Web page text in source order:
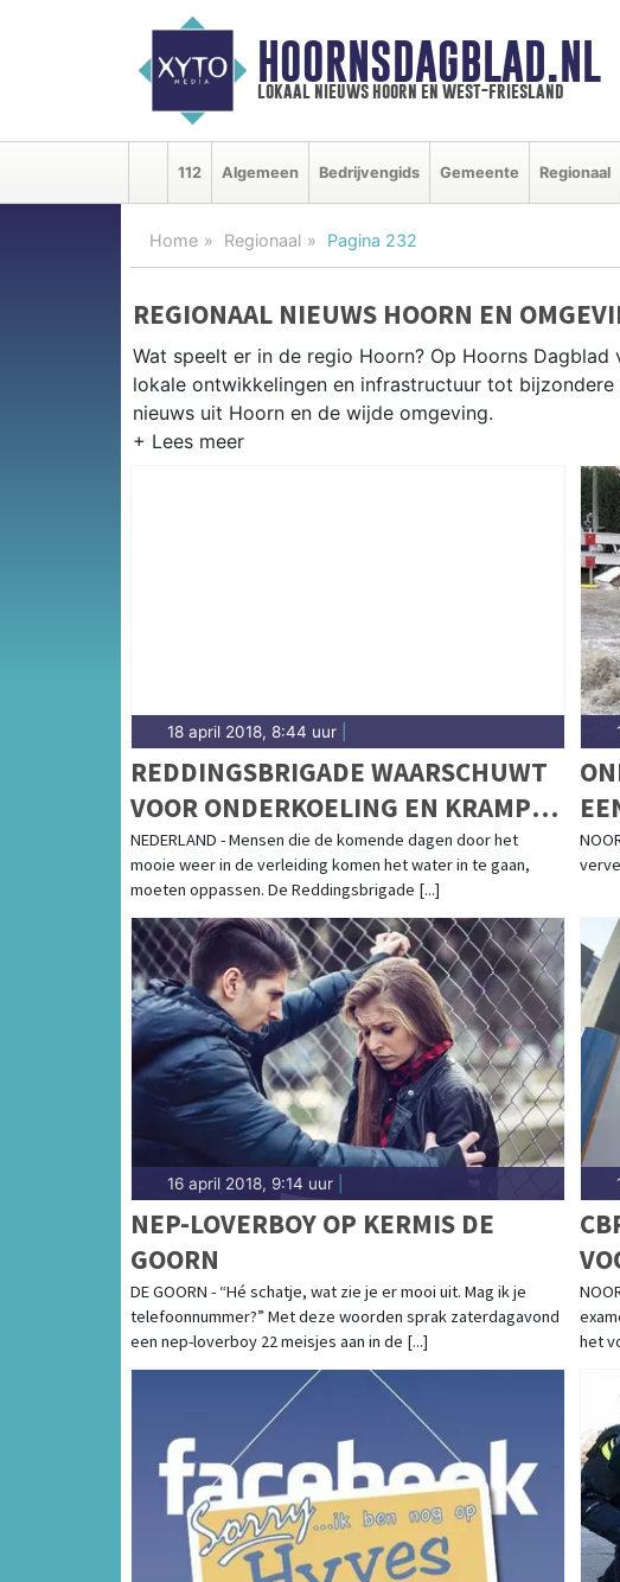
HOORNSDAGBLAD.NL
lokaal nieuws hoorn en west-friesland
112 Algemeen Bedrijvengids Gemeente Regionaal
Home Regionaal Pagina 232
REGIONAAL NIEUWS HOORN EN
Wat speelt er in de regio Hoorn? Op Hoorns
lokale ontwikkelingen en infrastructuur tot
nieuws uit Hoorn en de wijde omgeving.
Naast Hoorn volgen wij ook het nieuws uit
18 april 2018, 8:44 uur
REDDINGSBRIGADE WAARSCHUWT
VOOR ONDERKOELING EN KRAMP
DOOR KOUD ZWEMWATER
NEDERLAND - Mensen die de komende dagen door het
mooie weer in de verleiding komen het water in te gaan,
moeten oppassen. De Reddingsbrigade [...]
16 april 2018, 9:14 uur
NEP-LOVERBOY OP KERMIS DE
GOORN
DE GOORN - “Hé schatje, wat zie je er mooi uit. Mag ik je
telefoonnummer?” Met deze woorden sprak zaterdagavond
een nep-loverboy 22 meisjes aan in de [...]
het